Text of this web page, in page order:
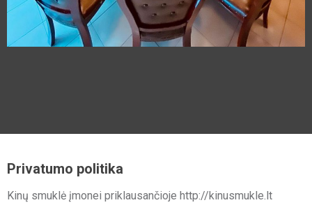
Privatumo politika
Kinų smuklė įmonei priklausančioje http://kinusmukle.lt